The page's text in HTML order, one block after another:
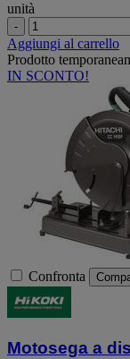
unità
-
Aggiungi al carrello
Prodotto
IN SCONTO!
Confronta
Motosega a